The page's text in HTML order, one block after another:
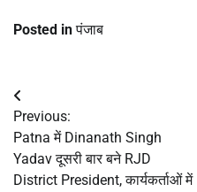
Posted inपंजाब
Post
navigation
Previous:
Patna में Dinanath Singh
Yadav दूसरी बार बने RJD
District President, कार्यकर्ताओं में